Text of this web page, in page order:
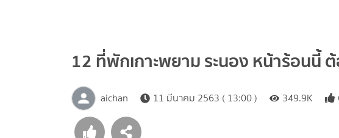
12 ที่พักเกาะพยาม ระนอง หน้าร้อนนี้
aichan 11 มีนาคม 2563 ( 13:00 ) 349.9K